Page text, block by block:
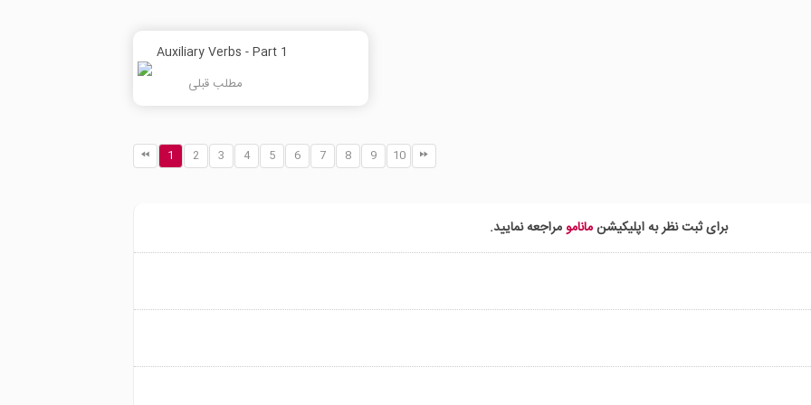
here?
What have I done?
Maybe I was foolish, I guess I
Auxiliary Verbs - Part 1
مطلب قبلی
1 2 3 4 5 6 7 8 9 10
برای ثبت نظر به اپلیکیشنمانامومراجعه نمایید.